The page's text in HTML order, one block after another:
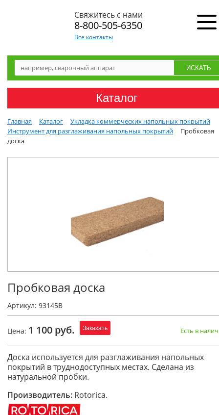
Свяжитесь с нами
8-800-505-6350
Все контакты
Каталог
Главная Каталог
Укладка коммерческих напольных покрытий
Инструмент для разглаживания напольных покрытий
Пробковая
доска
Пробковая доска
Артикул: 93145B
Цена: 1 100 руб. Заказать Есть в
Доска используется для разглаживания напольных
покрытий в труднодоступных местах. Сделана из
натуральной пробки.
Производитель: Rotorica.